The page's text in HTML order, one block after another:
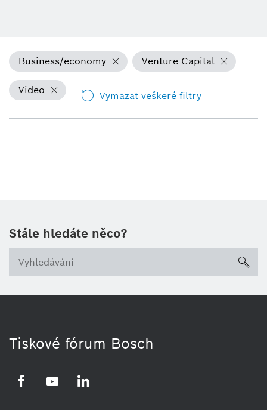
Business/economy Venture Capital
Video Vymazat veškeré filtry
Stále hledáte něco?
Tiskové fórum Bosch